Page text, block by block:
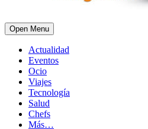
Open Menu
Actualidad
Eventos
Ocio
Viajes
Tecnología
Salud
Chefs
Más…